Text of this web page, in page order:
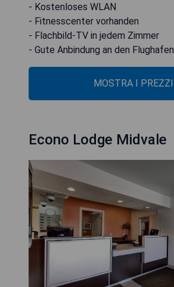
- Kostenloses WLAN
- Fitnesscenter vorhanden
- Flachbild-TV in jedem Zimmer
- Gute Anbindung an den Flughafen
MOSTRA I PREZZI
Econo Lodge Midvale